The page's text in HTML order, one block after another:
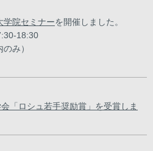
学院セミナーを開催しました。
18:30
み）
「ロシュ若手奨励賞」を受賞しま